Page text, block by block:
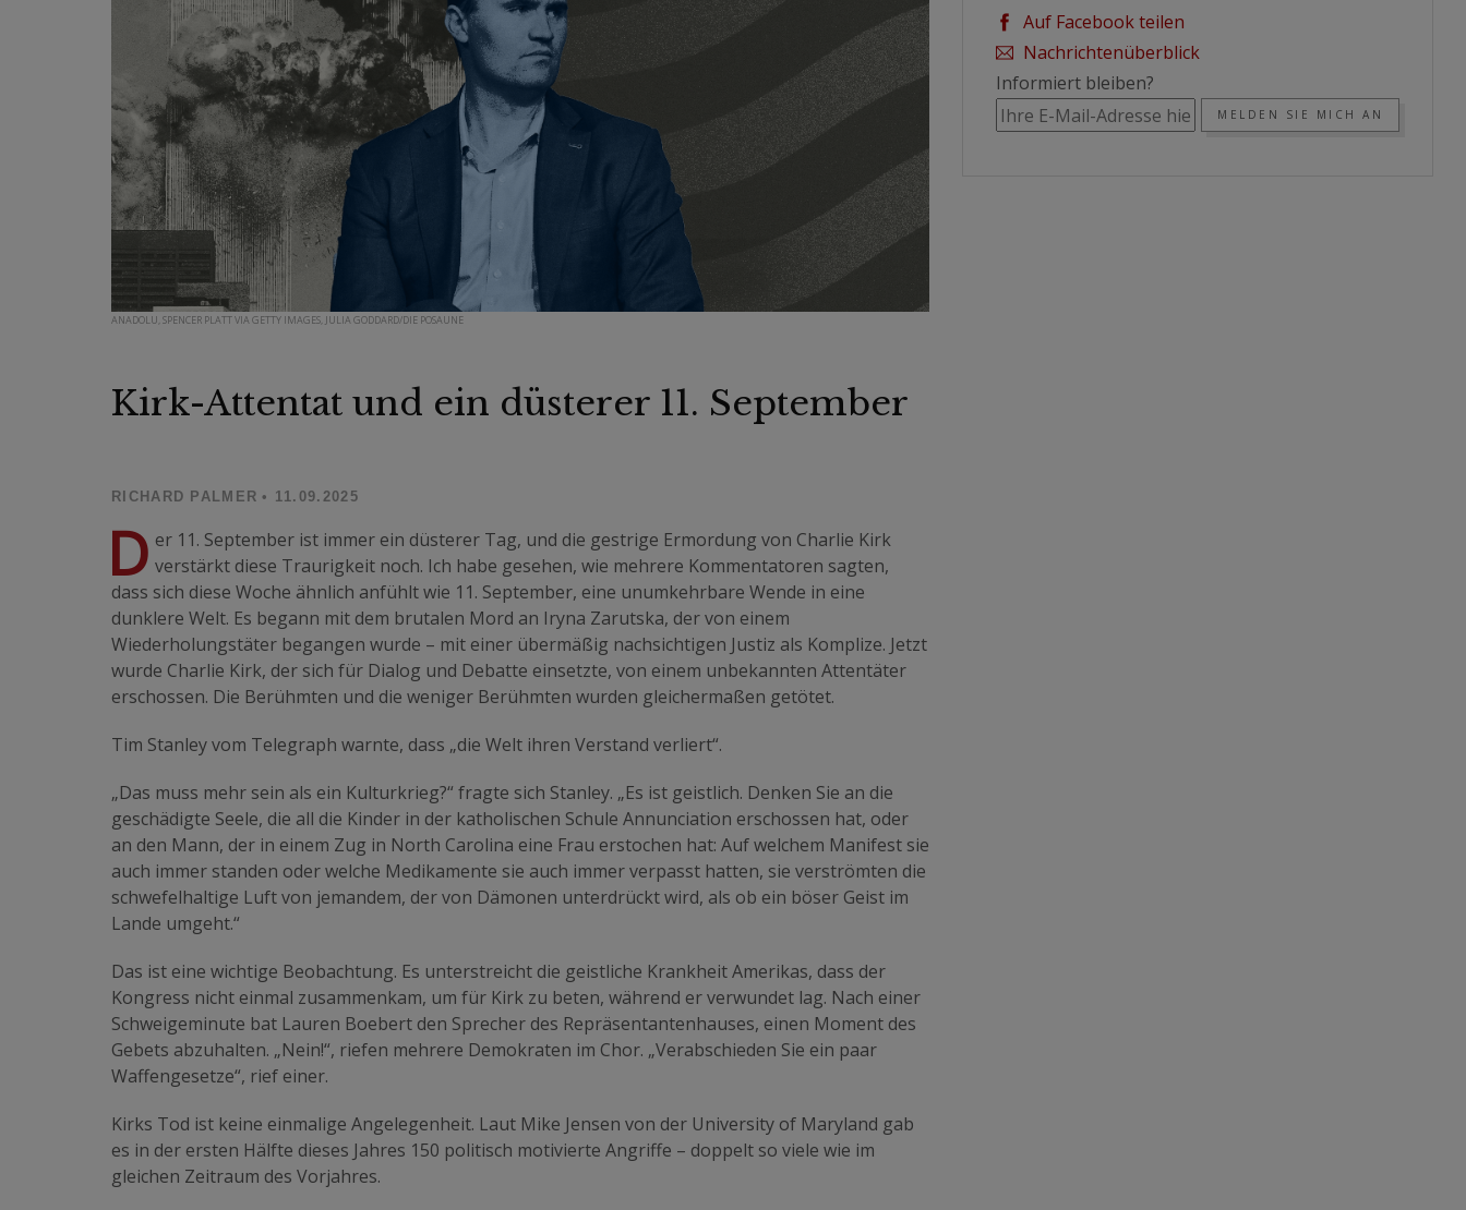
ANADOLU, SPENCER PLATT VIA GETTY IMAGES, JULIA GODDARD/DIE POSAUNE
Kirk-Attentat und ein düsterer 11. September
RICHARD PALMER • 11.09.2025
D er 11. September ist immer ein düsterer Tag, und die gestrige Ermordung von Charlie Kirk
verstärkt diese Traurigkeit noch. Ich habe gesehen, wie mehrere Kommentatoren sagten,
dass sich diese Woche ähnlich anfühlt wie 11. September, eine unumkehrbare Wende in eine
dunklere Welt. Es begann mit dem brutalen Mord an Iryna Zarutska, der von einem
Wiederholungstäter begangen wurde – mit einer übermäßig nachsichtigen Justiz als Komplize. Jetzt
wurde Charlie Kirk, der sich für Dialog und Debatte einsetzte, von einem unbekannten Attentäter
erschossen. Die Berühmten und die weniger Berühmten wurden gleichermaßen getötet.
Tim Stanley vom Telegraph warnte, dass „die Welt ihren Verstand verliert“.
„Das muss mehr sein als ein Kulturkrieg?“ fragte sich Stanley. „Es ist geistlich. Denken Sie an die
geschädigte Seele, die all die Kinder in der katholischen Schule Annunciation erschossen hat, oder
an den Mann, der in einem Zug in North Carolina eine Frau erstochen hat: Auf welchem Manifest sie
auch immer standen oder welche Medikamente sie auch immer verpasst hatten, sie verströmten die
schwefelhaltige Luft von jemandem, der von Dämonen unterdrückt wird, als ob ein böser Geist im
Lande umgeht.“
Das ist eine wichtige Beobachtung. Es unterstreicht die geistliche Krankheit Amerikas, dass der
Kongress nicht einmal zusammenkam, um für Kirk zu beten, während er verwundet lag. Nach einer
Schweigeminute bat Lauren Boebert den Sprecher des Repräsentantenhauses, einen Moment des
Gebets abzuhalten. „Nein!“, riefen mehrere Demokraten im Chor. „Verabschieden Sie ein paar
Waffengesetze“, rief einer.
Kirks Tod ist keine einmalige Angelegenheit. Laut Mike Jensen von der University of Maryland gab
es in der ersten Hälfte dieses Jahres 150 politisch motivierte Angriffe – doppelt so viele wie im
gleichen Zeitraum des Vorjahres.
Auf Facebook teilen
Nachrichtenüberblick
Informiert bleiben?
MELDEN SIE MICH AN